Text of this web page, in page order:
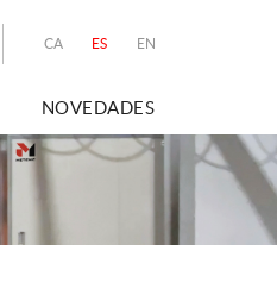
CA ES EN
NOVEDADES